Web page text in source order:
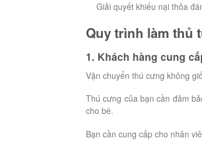
Giải quyết khiếu nại thỏa
Quy trình làm thủ
1. Khách hàng cung
Vận chuyển thú cưng không
Thú cưng của bạn cần đảm
cho bé.
Bạn cần cung cấp cho nhân